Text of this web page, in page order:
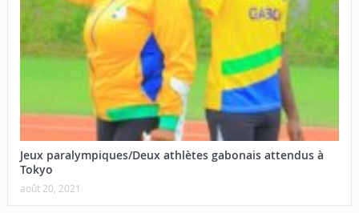
Jeux paralympiques/Deux athlètes gabonais attendus à
Tokyo
août 20, 2021